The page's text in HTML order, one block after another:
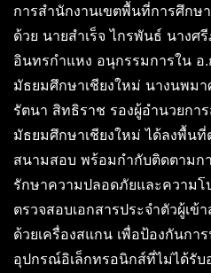
การสำนักงานเขตพื้นที่การศึกษ
ด้วย นายสำเร็จ ไกรพันธ์ นาง
อินทรกำแหง อนุกรรมการใน อ
มัธยมศึกษาเชียงใหม่ นางนพม
รัตนา สิทธิราช รองผู้อำนวยกา
มัธยมศึกษาเชียงใหม่ ได้ลงพื้น
สนามสอบ พร้อมกำกับติดตามก
รักษาความปลอดภัยและความโ
ตรวจสอบเอกสารประจำตัวผู้เ
ด้วยเครื่องสแกน เพื่อป้องกันก
อุปกรณ์อิเล็กทรอนิกส์ที่ไม่ได้รั